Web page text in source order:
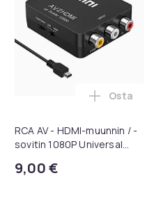
SoundLink Black
ikinä, pyöreä
SE 3 Compact Home *EU
RCA AV - HDMI-muunnin / -
sovitin 1080P Universal
9,00 €
Lisää
Osta